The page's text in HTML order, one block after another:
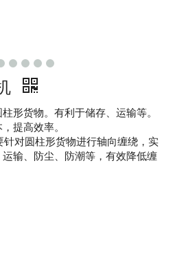
形货物。有利于储存、运输等。
提高效率。
针对圆柱形货物进行轴向缠绕，实
输、防尘、防潮等，有效降低缠